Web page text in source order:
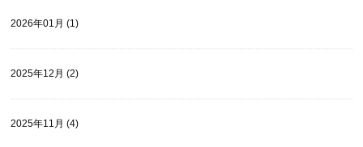
2026年01月 (1)
2025年12月 (2)
2025年11月 (4)